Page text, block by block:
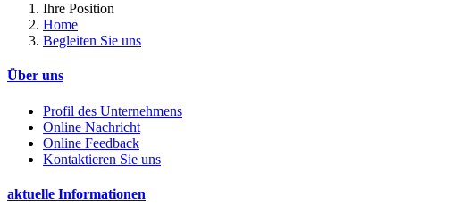
Ihre Position
Home
Begleiten Sie uns
Über uns
Profil des Unternehmens
Online Nachricht
Online Feedback
Kontaktieren Sie uns
aktuelle Informationen